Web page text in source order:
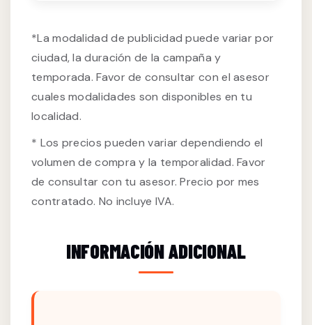
*La modalidad de publicidad puede variar por
ciudad, la duración de la campaña y
temporada. Favor de consultar con el asesor
cuales modalidades son disponibles en tu
localidad.
* Los precios pueden variar dependiendo el
volumen de compra y la temporalidad. Favor
de consultar con tu asesor. Precio por mes
contratado. No incluye IVA.
INFORMACIÓN ADICIONAL